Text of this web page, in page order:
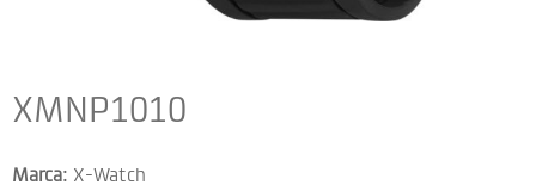
XMNP1010
Marca: X-Watch